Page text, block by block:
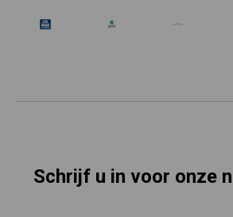
Schrijf u in voor onze